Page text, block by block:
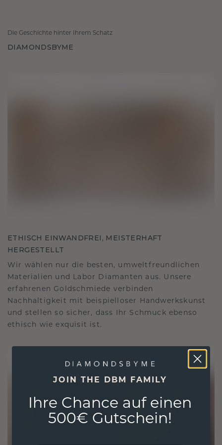
Die Geschichte hinter Ihrem Schatz
DIAMONDSBYME
ETHISCH EINWANDFREI, MEISTERHAFT
HERGESTELLT
Wir wählen nur die besten, umweltfreundlichen
Materialien und Labor Diamanten aus. Unsere
erfahrenen Goldschmiede verbinden
Nachhaltigkeit mit beispielloser Handwerkskunst
und stellen so sicher, dass Ihr Schmuck ebenso
ethisch wie exquisit ist.
JOIN THE DBM FAMILY
Ihre Chance auf einen
500€ Gutschein!